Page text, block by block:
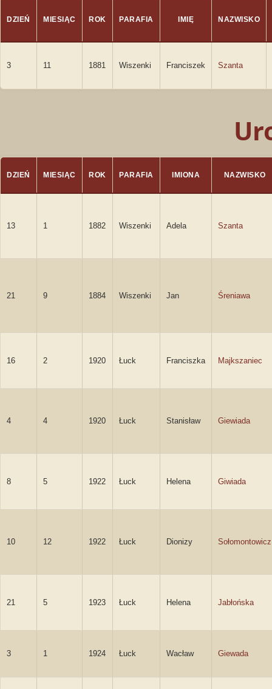
DZIEŃ MIESIĄC ROK PARAFIA IMIĘ NAZWISKO
3 11 1881 Wiszenki Franciszek Szanta
DZIEŃ MIESIĄC ROK PARAFIA IMIONA NAZWISKO
13 1 1882 Wiszenki Adela Szanta
21 9 1884 Wiszenki Jan Śreniawa
16 2 1920 Łuck Franciszka Majkszaniec
4 4 1920 Łuck Stanisław Giewiada
8 5 1922 Łuck Helena Giwiada
10 12 1922 Łuck Dionizy Sołomontowicz
21 5 1923 Łuck Helena Jabłońska
3 1 1924 Łuck Wacław Giewada